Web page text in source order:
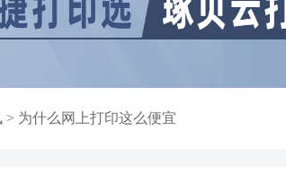
> 为什么网上打印这么便宜